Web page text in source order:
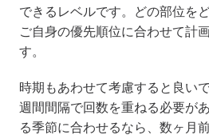
できるレベルです。どの部位を
ご自身の優先順位に合わせて計
す。
時期もあわせて考慮すると良い
週間間隔で回数を重ねる必要が
る季節に合わせるなら、数ヶ月